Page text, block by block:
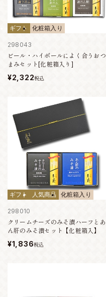
ギフト 化粧箱入り
298043
ビール・ハイボールによく合うおつ
まみセット[化粧箱入り]
¥2,322税込
ギフト 人気商品 化粧箱入り
298010
クリームチーズのみそ漬ハーフとあ
ん肝のみそ漬セット【化粧箱入】
¥1,836税込